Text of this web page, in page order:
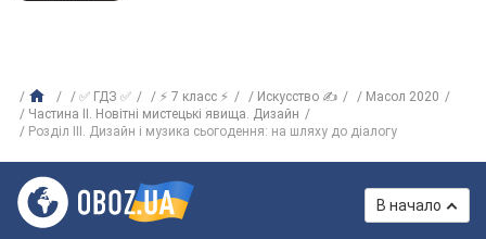
✅ ГДЗ ✅ ⚡ 7 класс ⚡ Искусство ✍
Масол 2020
Частина II. Новітні мистецькі явища. Дизайн
Розділ ІІІ. Дизайн і музика сьогодення: на шляху до діалогу
В начало